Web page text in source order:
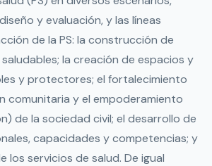
y evaluación, y las líneas
de la PS: la construcción de
la creación de espacios y
y protectores; el fortalecimiento
comunitaria y el empoderamiento
de la sociedad civil; el desarrollo de
capacidades y competencias; y
los servicios de salud. De igual